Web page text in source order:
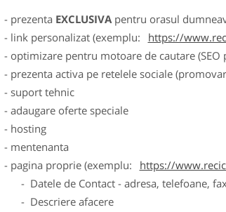
- prezenta EXCLUSIVApentru orasul
- link personalizat (exemplu:
https://
- optimizare pentru motoare de cautare
- prezenta activa pe retelele sociale
- suport tehnic
- adaugare oferte speciale
- hosting
- mentenanta
- pagina proprie (exemplu:
https://
- Datele de Contact - adresa, telefoane,
- Descriere afacere